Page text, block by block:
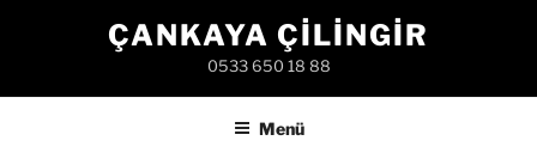
ÇANKAYA ÇILINGIR
0533 650 18 88
Menü